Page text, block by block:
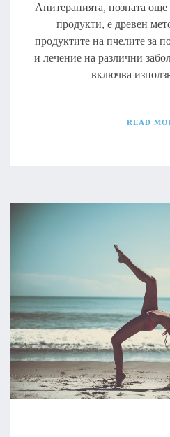
Апитерапията, позната
продукти, е древен
продуктите на пчелите за
и лечение на различни
включва
READ